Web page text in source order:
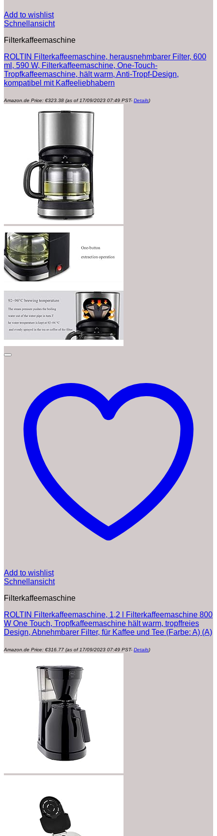
Add to wishlist
Schnellansicht
Filterkaffeemaschine
ROLTIN Filterkaffeemaschine, herausnehmbarer Filter, 600
ml, 590 W, Filterkaffeemaschine, One-Touch-
Tropfkaffeemaschine, hält warm, Anti-Tropf-Design,
kompatibel mit Kaffeeliebhabern
Amazon.de Price: €323.38 (as of 17/09/2023 07:49 PST- Details)
Add to wishlist
Schnellansicht
Filterkaffeemaschine
ROLTIN Filterkaffeemaschine, 1,2 l Filterkaffeemaschine 800
W One Touch, Tropfkaffeemaschine hält warm, tropffreies
Design, Abnehmbarer Filter, für Kaffee und Tee (Farbe: A) (A)
Amazon.de Price: €316.77 (as of 17/09/2023 07:49 PST- Details)